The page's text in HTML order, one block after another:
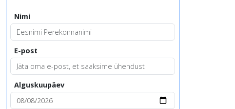
Nimi
E-post
Alguskuupäev